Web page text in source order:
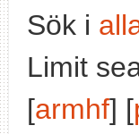
Sök i
Limit
[armhf] [